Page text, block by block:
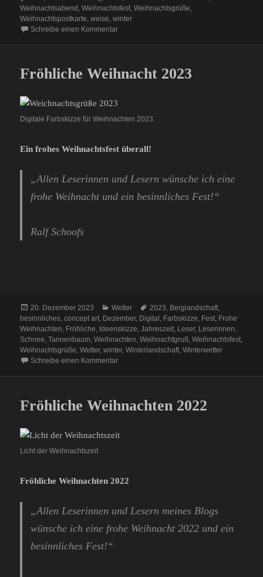
Weihnachtsabend ,Weihnachtsfest ,Weihnachtsgrüße
Weihnachtspostkarte ,weise ,winter
Schreibe einen Kommentarzu Fröhliche Weihnacht überall
Fröhliche Weihnacht 2023
Digitale Farbskizze für Weihnachten 2023.
Ein frohes Weihnachtsfest überall!
„Allen Leserinnen und Lesern wünsche ich eine
frohe Weihnacht und ein besinnliches Fest!“
Ralf Schoofs
Veröffentlicht
am
20. Dezember 2023 Kategorien
Wetter Schlagwörter
2023, Berglandschaft,
besinnliches,concept art, Dezember, Digital, Farbskizze, Fest, Frohe
Weihnachten, Fröhliche, Ideenskizze,Jahreszeit, Leser, Leserinnen,
Schnee,Tannenbaum,Weihnachten,Weihnachtgruß,Weihnachtsfest,
Weihnachtsgrüße,Wetter,winter,Winterlandschaft,Winterwetter
Schreibe einen Kommentarzu Fröhliche Weihnacht 2023
Fröhliche Weihnachten 2022
Licht der Weihnachtszeit
Fröhliche Weihnachten 2022
„Allen Leserinnen und Lesern meines Blogs
wünsche ich eine frohe Weihnacht 2022 und ein
besinnliches Fest!“